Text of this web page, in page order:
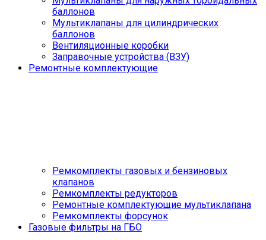
баллонов
Мультиклапаны для цилиндрических
баллонов
Вентиляционные коробки
Заправочные устройства (ВЗУ)
Ремонтные комплектующие
Ремкомплекты газовых и бензиновых
клапанов
Ремкомплекты редукторов
Ремонтные комплектующие мультиклапана
Ремкомплекты форсунок
Газовые фильтры на ГБО